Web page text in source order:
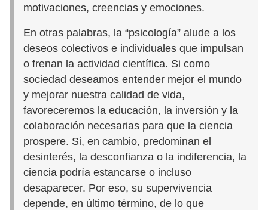
motivaciones, creencias y emociones.
En otras palabras, la “psicología” alude a los
deseos colectivos e individuales que impulsan
o frenan la actividad científica. Si como
sociedad deseamos entender mejor el mundo
y mejorar nuestra calidad de vida,
favoreceremos la educación, la inversión y la
colaboración necesarias para que la ciencia
prospere. Si, en cambio, predominan el
desinterés, la desconfianza o la indiferencia, la
ciencia podría estancarse o incluso
desaparecer. Por eso, su supervivencia
depende, en último término, de lo que